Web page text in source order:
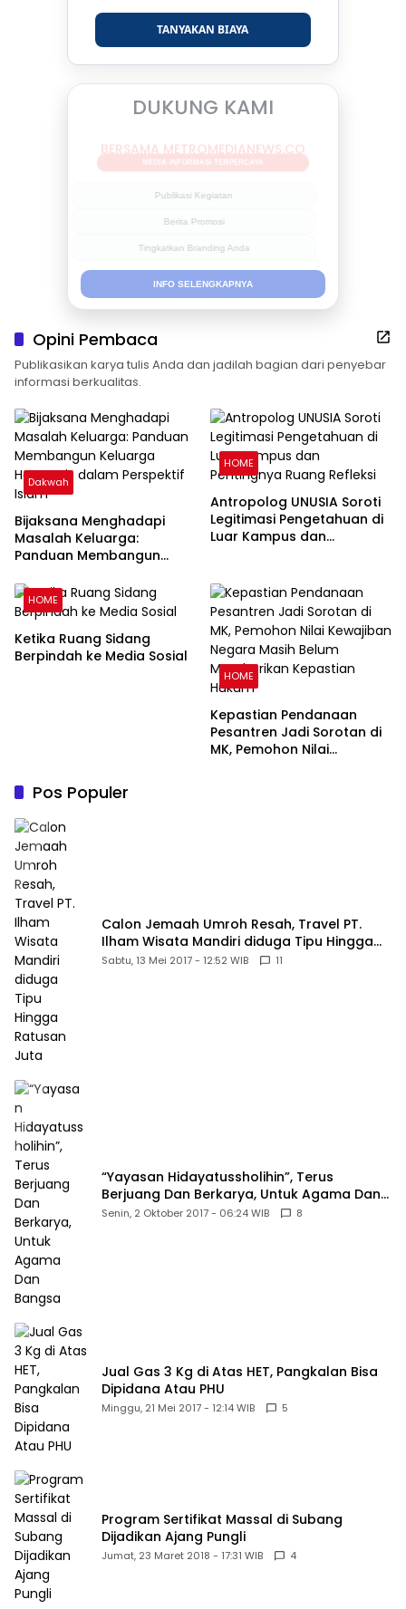
TANYAKAN BIAYA
DUKUNG KAMI
MEDIA INFORMASI TERPERCAYA
Publikasi Kegiatan
Berita Promosi
Tingkatkan Branding Anda
INFO SELENGKAPNYA
Opini Pembaca
Publikasikan karya tulis Anda dan jadilah bagian dari penyebar
informasi berkualitas.
Dakwah
Bijaksana Menghadapi
Masalah Keluarga:
Panduan Membangun
Perspektif Islam
HOME
Antropolog UNUSIA Soroti
Legitimasi Pengetahuan di
Luar Kampus dan
HOME
Ketika Ruang Sidang
Berpindah ke Media Sosial
HOME
Kepastian Pendanaan
Pesantren Jadi Sorotan di
MK, Pemohon Nilai
Pos Populer
Calon Jemaah Umroh Resah, Travel PT.
Ilham Wisata Mandiri diduga Tipu Hingga
Ratusan Juta
Sabtu, 13 Mei 2017 - 12:52 WIB 11
“Yayasan Hidayatussholihin”, Terus
Berjuang Dan Berkarya, Untuk Agama Dan
Bangsa
Senin, 2 Oktober 2017 - 06:24 WIB 8
Jual Gas 3 Kg di Atas HET, Pangkalan Bisa
Dipidana Atau PHU
Minggu, 21 Mei 2017 - 12:14 WIB 5
Program Sertifikat Massal di Subang
Dijadikan Ajang Pungli
Jumat, 23 Maret 2018 - 17:31 WIB 4